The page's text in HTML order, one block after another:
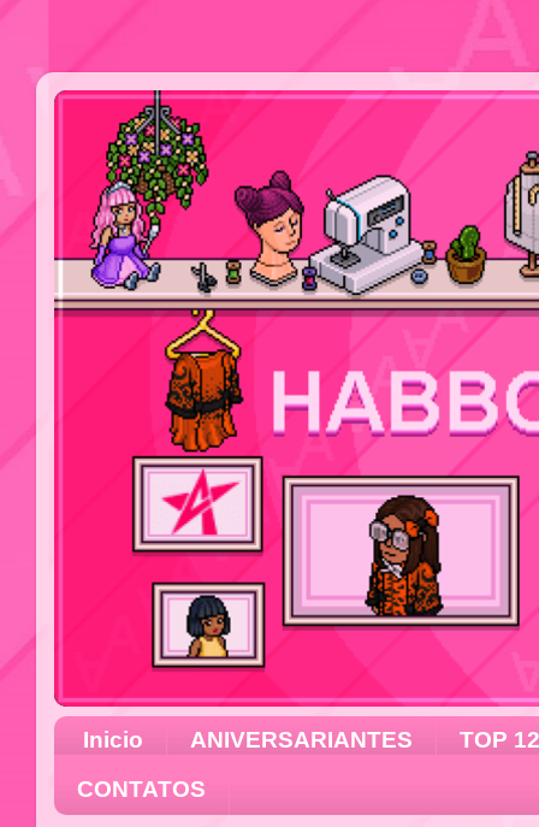
Inicio ANIVERSARIANTES
TOP 12
CONTATOS